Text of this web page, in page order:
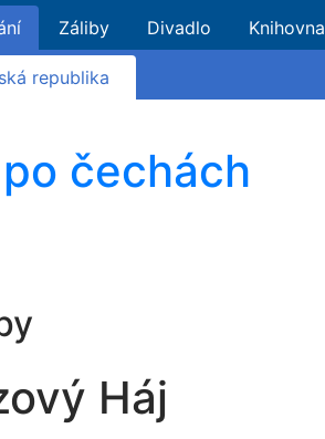
Záliby Divadlo Knihovna
republika
čechách
Háj